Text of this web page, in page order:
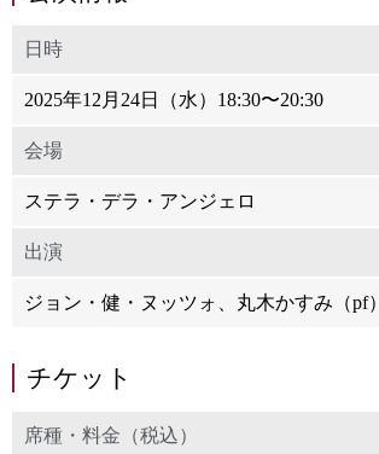
日時
2025年12月24日（水）18:30〜20:30
会場
ステラ・デラ・アンジェロ
出演
ジョン・健・ヌッツォ、丸木かすみ（pf）
チケット
席種・料金（税込）